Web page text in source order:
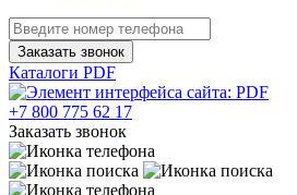
Заказать звонок
Каталоги PDF
+7 800 775 62 17
Заказать звонок